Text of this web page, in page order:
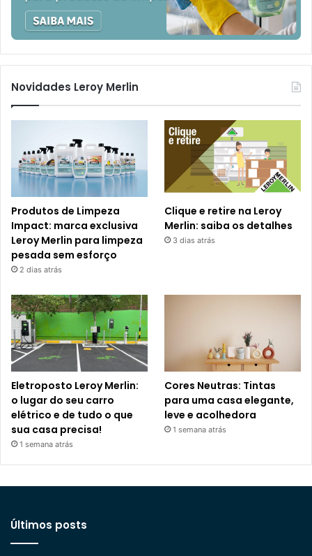
Novidades Leroy Merlin
Produtos de Limpeza
Impact: marca exclusiva
Leroy Merlin para limpeza
pesada sem esforço
2 dias atrás
Clique e retire na Leroy
Merlin: saiba os detalhes
3 dias atrás
Eletroposto Leroy Merlin:
o lugar do seu carro
elétrico e de tudo o que
sua casa precisa!
1 semana atrás
Cores Neutras: Tintas
para uma casa elegante,
leve e acolhedora
1 semana atrás
Últimos posts